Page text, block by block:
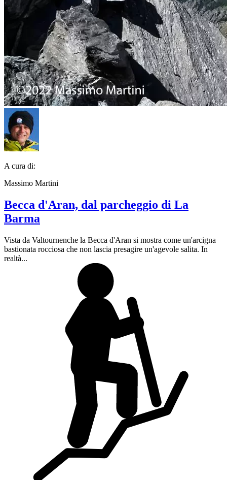
A cura di:
Massimo Martini
Becca d'Aran, dal parcheggio di La
Barma
Vista da Valtournenche la Becca d'Aran si mostra come un'arcigna
bastionata rocciosa che non lascia presagire un'agevole salita. In
realtà...